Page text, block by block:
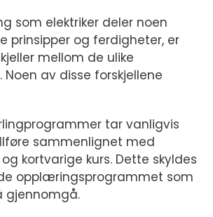
som elektriker deler noen
prinsipper og ferdigheter, er
mellom de ulike
av disse forskjellene
tar vanligvis
sammenlignet med
kortvarige kurs. Dette skyldes
opplæringsprogrammet som